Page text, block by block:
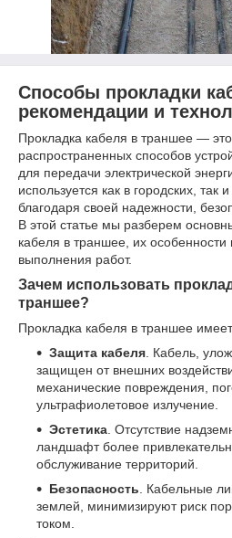
Способы прокладки
рекомендации и
Прокладка кабеля в траншее —
распространенных способов
для передачи электрической
используется как в городских, так
благодаря своей надежности,
В этой статье мы разберем
кабеля в траншее, их
выполнения работ.
Зачем использовать
траншее?
Прокладка кабеля в траншее
Защита кабеля . Кабель,
защищен от внешних
механические повреждения,
ультрафиолетовое излучение.
Эстетика . Отсутствие
ландшафт более
обслуживание территорий.
Безопасность . Кабельные
землей, минимизируют риск
током.